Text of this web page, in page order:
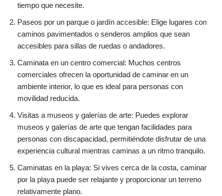
tiempo que necesite.
Paseos por un parque o jardín accesible: Elige lugares con
caminos pavimentados o senderos amplios que sean
accesibles para sillas de ruedas o andadores.
Caminata en un centro comercial: Muchos centros
comerciales ofrecen la oportunidad de caminar en un
ambiente interior, lo que es ideal para personas con
movilidad reducida.
Visitas a museos y galerías de arte: Puedes explorar
museos y galerías de arte que tengan facilidades para
personas con discapacidad, permitiéndote disfrutar de una
experiencia cultural mientras caminas a un ritmo tranquilo.
Caminatas en la playa: Si vives cerca de la costa, caminar
por la playa puede ser relajante y proporcionar un terreno
relativamente plano.